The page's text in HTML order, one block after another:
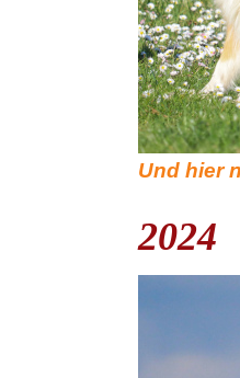
Und hier
2024